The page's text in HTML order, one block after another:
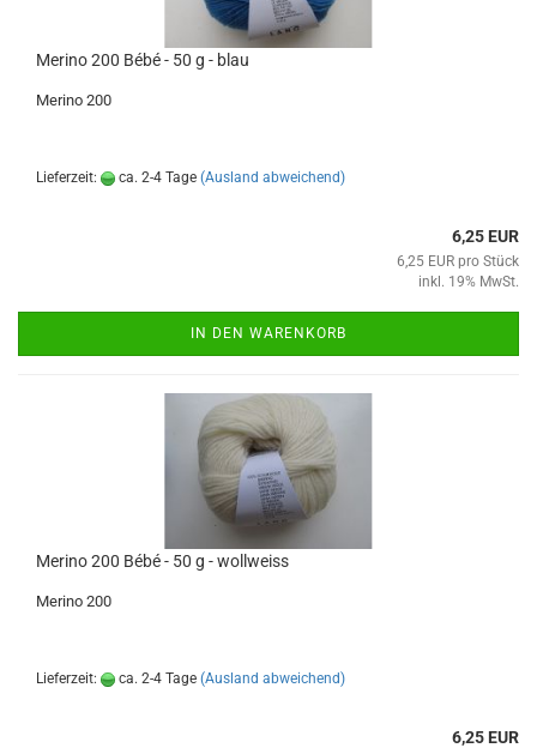
Merino 200 Bébé - 50 g - blau
Merino 200
Lieferzeit: ca. 2-4 Tage (Ausland abweichend)
6,25 EUR
6,25 EUR pro Stück
inkl. 19% MwSt.
IN DEN WARENKORB
Merino 200 Bébé - 50 g - wollweiss
Merino 200
Lieferzeit: ca. 2-4 Tage (Ausland abweichend)
6,25 EUR